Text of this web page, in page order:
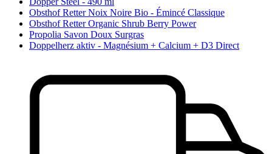
Obsthof Retter Noix Noire Bio - Émincé Classique
Obsthof Retter Organic Shrub Berry Power
Propolia Savon Doux Surgras
Doppelherz aktiv - Magnésium + Calcium + D3 Direct